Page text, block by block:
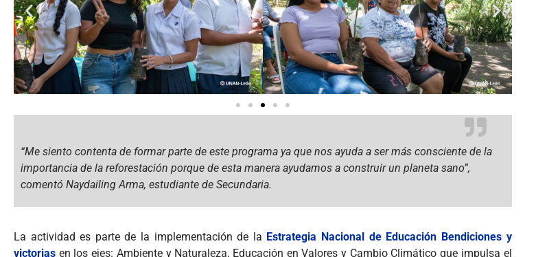
“Me siento contenta de formar parte de este programa ya que nos ayuda a ser más consciente de la
importancia de la reforestación porque de esta manera ayudamos a construir un planeta sano”,
comentó Naydailing Arma, estudiante de Secundaria.
La actividad es parte de la implementación de la Estrategia Nacional de Educación Bendiciones y
victorias en los ejes: Ambiente y Naturaleza, Educación en Valores y Cambio Climático que impulsa el